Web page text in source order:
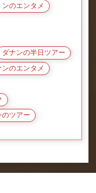
ンのエンタメ
ダナンの半日ツアー
ンのエンタメ
のツアー